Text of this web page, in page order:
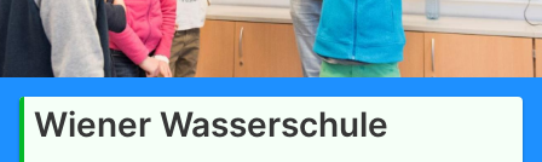
Wiener Wasserschule